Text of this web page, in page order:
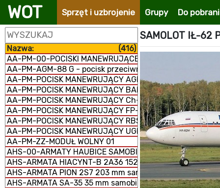
WOT Sprzęt i uzbrojenie Grupy Do
Nazwa:
(416)
AA-PM-00-POCISKI MANEWRUJĄCE
AA-PM-AGM-88 G - pocisk przeciwradiolokacyjny
AA-PM-POCISK MANEWRUJĄCY AGM-158 JASSM
AA-PM-POCISK MANEWRUJĄCY BANDEROL-S8000
AA-PM-POCISK MANEWRUJĄCY Ch-101/102
AA-PM-POCISK MANEWRUJĄCY FP-5 Flamingo
AA-PM-POCISK MANEWRUJĄCY RBS-15 MK3
AA-PM-POCISK MANEWRUJĄCY UGM-109/RGM-109/
AA-PM-ZZ-MODUŁ WOLNY 01
AHS-00-ARMATY HAUBICE SAMOBIEŻNE
AHS-ARMATA HIACYNT-B 2A36 152 mm
AHS-ARMATA PION 2S7 203 mm samobieżna
AHS-ARMATA SA-35 35 mm samobieżna
SAMOLOT IŁ-62